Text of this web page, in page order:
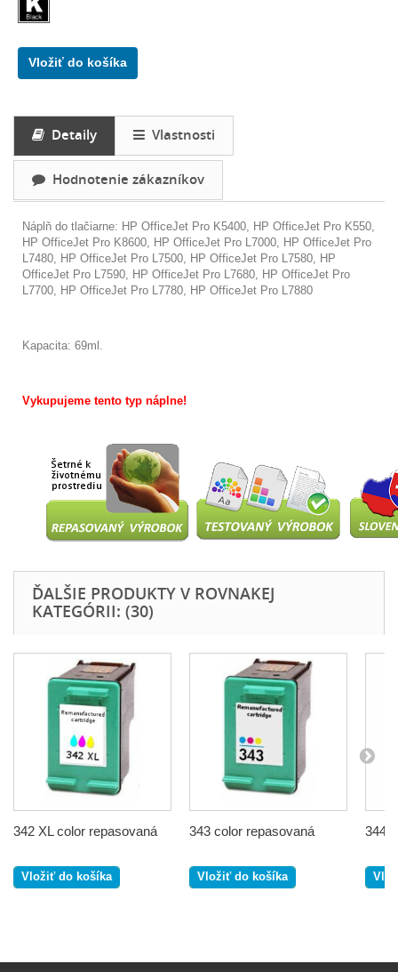
Vložiť do košíka
Detaily Vlastnosti
Hodnotenie zákazníkov
Náplň do tlačiarne: HP OfficeJet Pro K5400, HP OfficeJet Pro K550,
HP OfficeJet Pro K8600, HP OfficeJet Pro L7000, HP OfficeJet Pro
L7480, HP OfficeJet Pro L7500, HP OfficeJet Pro L7580, HP
OfficeJet Pro L7590, HP OfficeJet Pro L7680, HP OfficeJet Pro
L7700, HP OfficeJet Pro L7780, HP OfficeJet Pro L7880
Kapacita: 69ml.
Vykupujeme tento typ náplne!
ĎALŠIE PRODUKTY V ROVNAKEJ
KATEGÓRII: (30)
342 XL color repasovaná
Vložiť do košíka
343 color repasovaná
Vložiť do košíka
344